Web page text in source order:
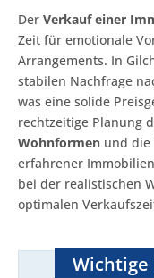
Der Verkauf einer
Zeit für emotionale
Arrangements. In
stabilen Nachfrage
was eine solide
rechtzeitige Planung
Wohnformen und die
erfahrener
bei der realistischen
optimalen